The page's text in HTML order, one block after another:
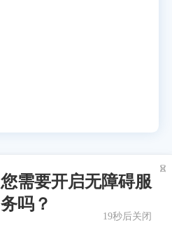
您需要开启无障碍服
务吗？
18秒后关闭
